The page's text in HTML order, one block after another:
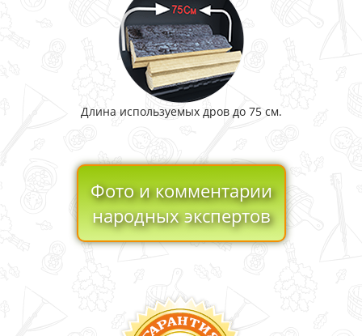
Длина используемых дров до 75 см.
Фото и комментарии
народных экспертов